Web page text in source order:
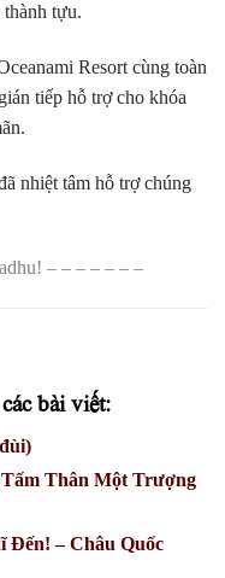
tựu.
Resort cùng toàn
tiếp hỗ trợ cho khóa
nhiệt tâm hỗ trợ chúng
– – – – – – –
bài viết:
Thân Một Trượng
Đến! – Châu Quốc